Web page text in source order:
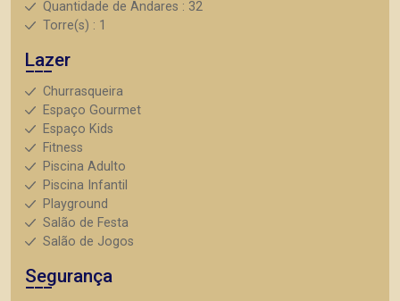
Quantidade de Andares : 32
Torre(s) : 1
Lazer
Churrasqueira
Espaço Gourmet
Espaço Kids
Fitness
Piscina Adulto
Piscina Infantil
Playground
Salão de Festa
Salão de Jogos
Segurança